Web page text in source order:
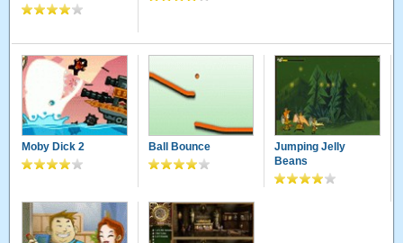
Moby Dick 2 Ball Bounce
Jumping Jelly
Beans